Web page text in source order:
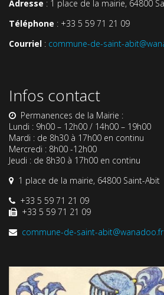
Adresse : 1 place de la mairie, 64800
Téléphone : +33 5 59 71 21 09
Courriel : commune-de-saint-
Infos contact
Permanences de la Mairie :
Lundi : 9h00 – 12h00 / 14h00 – 19h00
Mardi : de 8h30 à 17h00 en continu
Mercredi : 8h00 -12h00
Jeudi : de 8h30 à 17h00 en continu
1 place de la mairie, 64800 Saint-Abit
+33 5 59 71 21 09
+33 5 59 71 21 09
commune-de-saint-abit@wanadoo.fr